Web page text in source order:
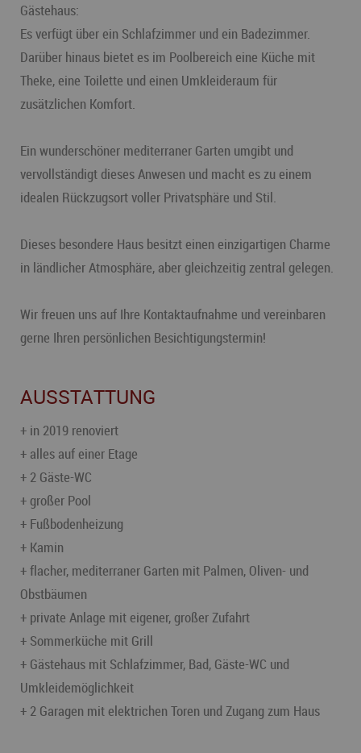
Gästehaus:
Es verfügt über ein Schlafzimmer und ein Badezimmer.
Darüber hinaus bietet es im Poolbereich eine Küche mit
Theke, eine Toilette und einen Umkleideraum für
zusätzlichen Komfort.
Ein wunderschöner mediterraner Garten umgibt und
vervollständigt dieses Anwesen und macht es zu einem
idealen Rückzugsort voller Privatsphäre und Stil.
Dieses besondere Haus besitzt einen einzigartigen Charme
in ländlicher Atmosphäre, aber gleichzeitig zentral gelegen.
Wir freuen uns auf Ihre Kontaktaufnahme und vereinbaren
gerne Ihren persönlichen Besichtigungstermin!
AUSSTATTUNG
+ in 2019 renoviert
+ alles auf einer Etage
+ 2 Gäste-WC
+ großer Pool
+ Fußbodenheizung
+ Kamin
+ flacher, mediterraner Garten mit Palmen, Oliven- und
Obstbäumen
+ private Anlage mit eigener, großer Zufahrt
+ Sommerküche mit Grill
+ Gästehaus mit Schlafzimmer, Bad, Gäste-WC und
Umkleidemöglichkeit
+ 2 Garagen mit elektrichen Toren und Zugang zum Haus